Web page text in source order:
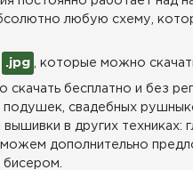
любую схему,
.jpg , которые можно
бесплатно и без
свадебных
в других техниках:
дополнительно